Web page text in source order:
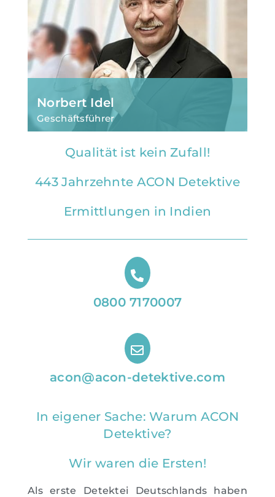
Norbert Idel
Geschäftsführer
DetektiveQualität ist kein Zufall!
443 Jahrzehnte ACON Detektive
Ermittlungen in Indien
0800 7170007
acon@acon-detektive.com
In eigener Sache: Warum ACON
Detektive?
Wir waren die Ersten!
Als erste Detektei Deutschlands haben